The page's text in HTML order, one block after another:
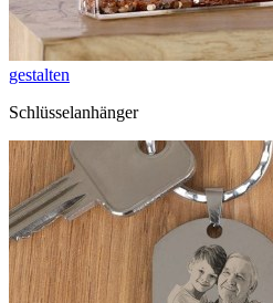
gestalten
Schlüsselanhänger